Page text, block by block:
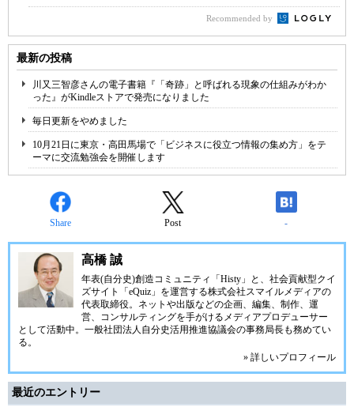
Recommended by
最新の投稿
川又三智彦さんの電子書籍『「奇跡」と呼ばれる現象の仕組みがわか
った』がKindleストアで発売になりました
毎日更新をやめました
10月21日に東京・高田馬場で「ビジネスに役立つ情報の集め方」をテ
ーマに交流勉強会を開催します
Share Post -
高橋 誠
年表(自分史)創造コミュニティ「 Histy 」と、社会貢献型クイ
ズサイト「 eQuiz 」を運営する株式会社スマイルメディアの
代表取締役。ネットや出版などの企画、編集、制作、運
営、コンサルティングを手がけるメディアプロデューサー
として活動中。 一般社団法人自分史活用推進協議会の事務局長も務めてい
る。
» 詳しいプロフィール
最近のエントリー